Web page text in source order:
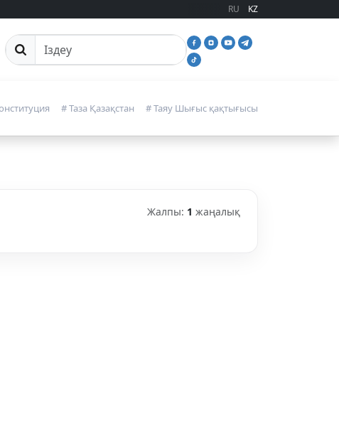
RU KZ
Сайттан іздеу
# Таза Қазақстан # Таяу Шығыс қақтығысы
Жалпы: 1 жаңалық